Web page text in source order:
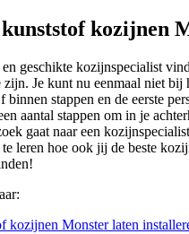
kozijnen
en geschikte kozijnspecialist
zijn. Je kunt nu eenmaal niet
binnen stappen en de eerste
aantal stappen om in je
gaat naar een
leren hoe ook jij de beste
kozijnen Monster laten